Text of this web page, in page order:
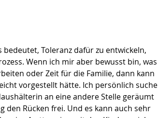
Toleranz dafür zu entwickeln,
Wenn ich mir aber bewusst bin, was
oder Zeit für die Familie, dann kann
vorgestellt hätte. Ich persönlich suche
an eine andere Stelle geräumt
Rücken frei. Und es kann auch sehr